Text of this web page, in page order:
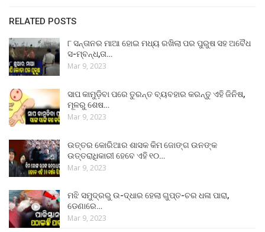
RELATED POSTS
୮ ସନ୍ତାନର ମାଆ ହୋଇ ମଧ୍ୟ ରଖିଲା ପର ପୁରୁଷ ସହ ଅବୈଧ
ସ-ମ୍ବନ୍ଧ,ତା…
Mar 9, 2023
ସାପ କାମୁଡ଼ିବା ପରେ ତୁରନ୍ତ ବ୍ୟବହାର କରନ୍ତୁ ଏହି ଜିନିଷ,
ମୂଳରୁ ଶେଷ…
Mar 9, 2023
ଉତ୍ତର କୋରିଆର ଶାସକ କିମ ଜୋଙ୍ଗ ଉନଙ୍କ
ଉତ୍ତରାଧିକାରୀ ହେବେ ଏହି ୧୦…
Mar 9, 2023
ମଝି ସମୁଦ୍ରରୁ ଉ-ଦ୍ଧାର ହେଲା ଗୁପ୍ତ-ଚର ଧଳା ପାରା,
ଡେଣାରେ…
Mar 9, 2023